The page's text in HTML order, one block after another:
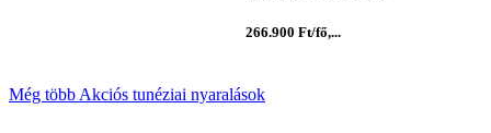
266.900 Ft/fő,...
Még több Akciós tunéziai nyaralások